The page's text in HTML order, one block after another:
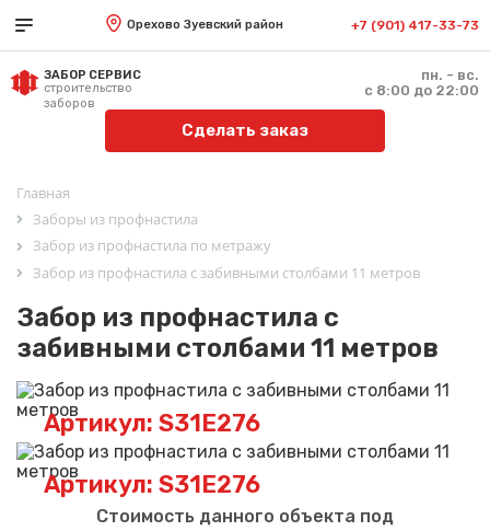
Орехово Зуевский район +7 (901) 417-33-73
ЗАБОР СЕРВИС
строительство
заборов
пн. - вс.
с 8:00 до 22:00
Сделать заказ
Главная
Заборы из профнастила
Забор из профнастила по метражу
Забор из профнастила с забивными столбами 11 метров
Забор из профнастила с
забивными столбами 11 метров
Артикул: S31E276
Артикул: S31E276
Стоимость данного объекта под